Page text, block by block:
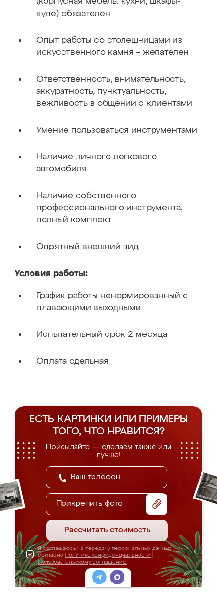
купе) обязателен
Опыт работы со столешницами из
искусственного камня – желателен
Ответственность, внимательность,
аккуратность, пунктуальность,
вежливость в общении с клиентами
Умение пользоваться инструментами
Наличие личного легкового
автомобиля
Наличие собственного
профессионального инструмента,
полный комплект
Опрятный внешний вид
Условия работы:
График работы ненормированный с
плавающими выходными
Испытательный срок 2 месяца
Оплата сдельная
ЕСТЬ КАРТИНКИ ИЛИ ПРИМЕРЫ
ТОГО, ЧТО НРАВИТСЯ?
Присылайте — сделаем также или
лучше!
Прикрепить фото
Рассчитать стоимость
Я соглашаюсь на передачу персональных данных
согласно Политике конфиденциальности
Пользовательскому соглашению